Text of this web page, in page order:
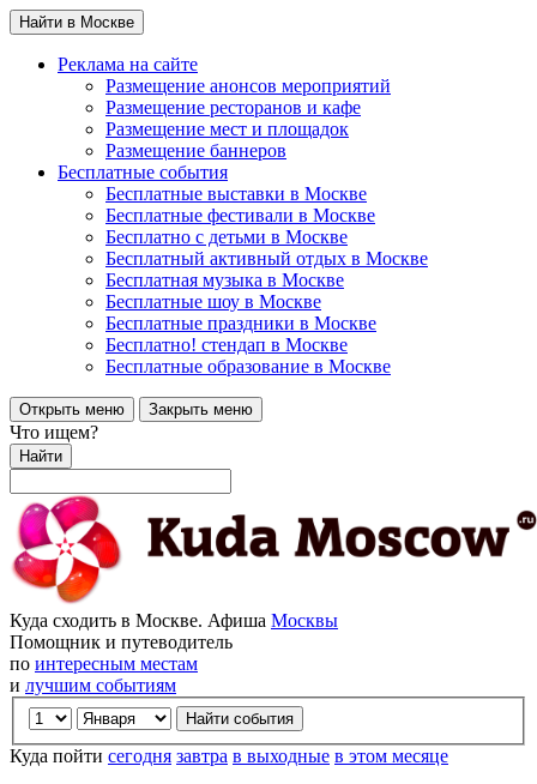
Найти в Москве
Реклама на сайте
Размещение анонсов мероприятий
Размещение ресторанов и кафе
Размещение мест и площадок
Размещение баннеров
Бесплатные события
Бесплатные выставки в Москве
Бесплатные фестивали в Москве
Бесплатно с детьми в Москве
Бесплатный активный отдых в Москве
Бесплатная музыка в Москве
Бесплатные шоу в Москве
Бесплатные праздники в Москве
Бесплатно! стендап в Москве
Бесплатные образование в Москве
Открыть меню Закрыть меню
Что ищем?
Найти
Куда сходить в Москве. Афиша Москвы
Помощник и путеводитель
по интересным местам
и лучшим событиям
Куда пойти сегодня завтра в выходные в этом месяце